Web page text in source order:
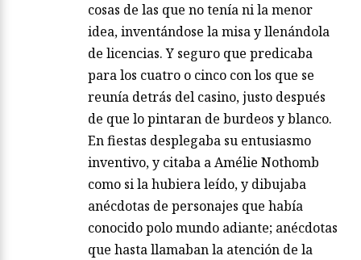
cosas de las que no tenía ni la menor
idea, inventándose la misa y llenándola
de licencias. Y seguro que predicaba
para los cuatro o cinco con los que se
reunía detrás del casino, justo después
de que lo pintaran de burdeos y blanco.
En fiestas desplegaba su entusiasmo
inventivo, y citaba a Amélie Nothomb
como si la hubiera leído, y dibujaba
anécdotas de personajes que había
conocido polo mundo adiante; anécdotas
que hasta llamaban la atención de la